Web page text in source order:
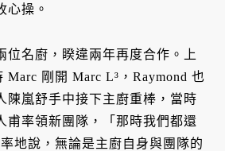
心操。
位名廚，睽違兩年再度合作。上
Marc 剛開 Marc L³，Raymond 也
陳嵐舒手中接下主廚重棒，當時
甫率領新團隊，「那時我們都還
地說，無論是主廚自身與團隊的